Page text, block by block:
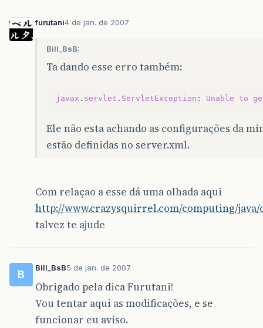
furutani4 de jan. de 2007
Bill_BsB:
Ta dando esse erro também:
javax . servlet . ServletException : Unable to
Ele não esta achando as configurações da
estão definidas no server.xml.
Com relaçao a esse dá uma olhada aqui
http://www.crazysquirrel.com/computing/
talvez te ajude
B
Bill_BsB5 de jan. de 2007
Obrigado pela dica Furutani!
Vou tentar aqui as modificações, e se
funcionar eu aviso.